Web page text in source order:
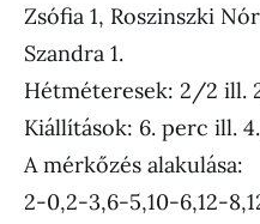
Zsófia 1, Roszinszki
Szandra 1.
Hétméteresek: 2/2 ill.
Kiállítások: 6. perc ill.
A mérkőzés alakulása:
2-0,2-3,6-5,10-6,12-